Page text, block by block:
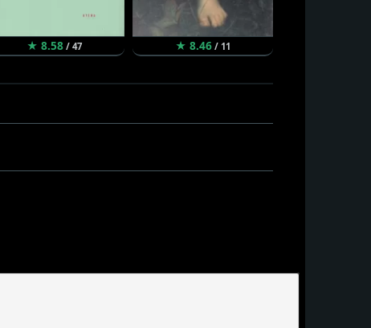
★ 8.58 / 47 ★ 8.46 / 11